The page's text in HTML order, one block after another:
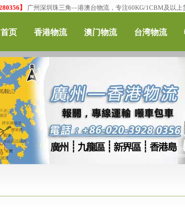
】 广州深圳珠三角—港澳台物流，专注60KG/1CBM及以上
页 香港物流 澳门物流 台湾物流